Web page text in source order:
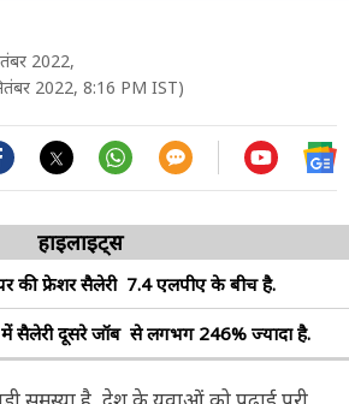
2022,
2022, 8:16 PM IST)
हाइलाइट्स
की फ्रेशर सैलेरी 7.4 एलपीए के बीच है.
में सैलेरी दूसरे जॉब से लगभग 246% ज्यादा है.